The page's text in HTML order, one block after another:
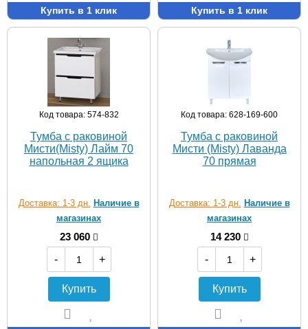
Купить в 1 клик Купить в 1 клик
Код товара: 574-832
Тумба с раковиной
Мисти(Misty) Лайм 70
напольная 2 ящика
Доставка: 1-3 дн. Наличие в
магазинах
23 060
-
+
Купить
Код товара: 628-169-600
Тумба с раковиной
Мисти (Misty) Лаванда
70 прямая
Доставка: 1-3 дн. Наличие в
магазинах
14 230
-
+
Купить